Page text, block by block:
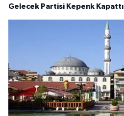
Gelecek Partisi Kepenk Kapattı